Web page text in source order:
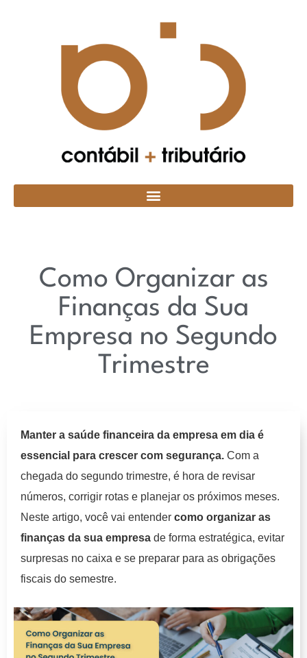
Como Organizar as
Finanças da Sua
Empresa no Segundo
Trimestre
Manter a saúde financeira da empresa em dia é
essencial para crescer com segurança. Com a
chegada do segundo trimestre, é hora de revisar
números, corrigir rotas e planejar os próximos meses.
Neste artigo, você vai entender como organizar as
finanças da sua empresa de forma estratégica, evitar
surpresas no caixa e se preparar para as obrigações
fiscais do semestre.